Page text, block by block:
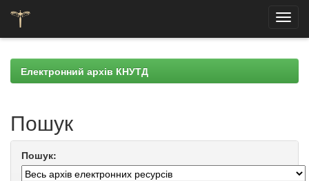
navigationЕлектронний архів КНУТД
Пошук
Пошук: